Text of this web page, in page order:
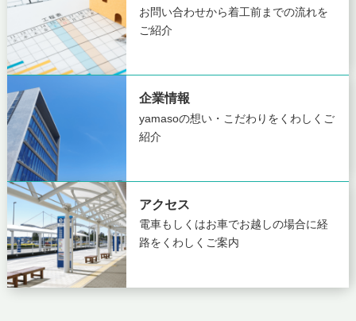
お問い合わせから着工前までの流れを
ご紹介
企業情報
yamasoの想い・こだわりを くわしくご
紹介
アクセス
電車もしくはお車でお越しの場合に経
路をくわしくご案内